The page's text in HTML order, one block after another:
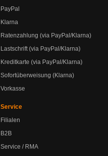
PayPal
Klarna
Ratenzahlung (via PayPal/Klarna)
Lastschrift (via PayPal/Klarna)
Kreditkarte (via PayPal/Klarna)
Sofortüberweisung (Klarna)
Vorkasse
Service
Filialen
B2B
Service / RMA